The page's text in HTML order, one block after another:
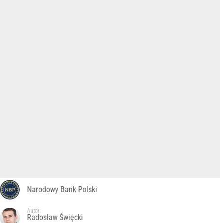
Narodowy Bank Polski
Autor:
Radosław Święcki